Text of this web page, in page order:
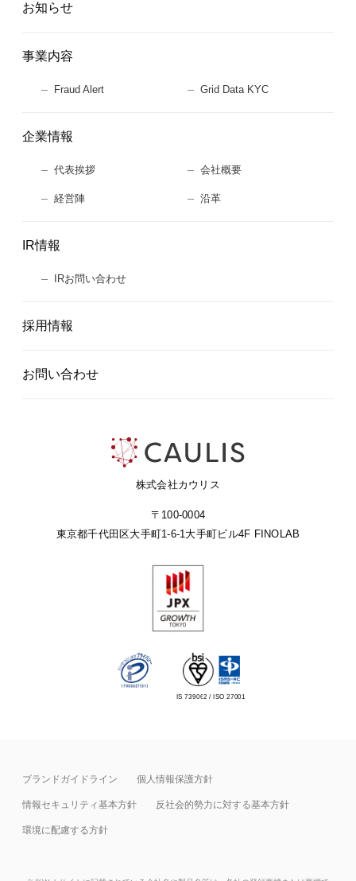
株式会社カウリス
〒100-0004
東京都千代田区大手町1-6-1大手町ビル4F FINOLAB
お知らせ
事業内容
Fraud Alert Grid Data KYC
企業情報
代表挨拶 会社概要
経営陣 沿革
IR情報
IRお問い合わせ
採用情報
お問い合わせ
IS 739062 / ISO 27001
ブランドガイドライン 個人情報保護方針
情報セキュリティ基本⽅針 反社会的勢力に対する基本方針
環境に配慮する方針